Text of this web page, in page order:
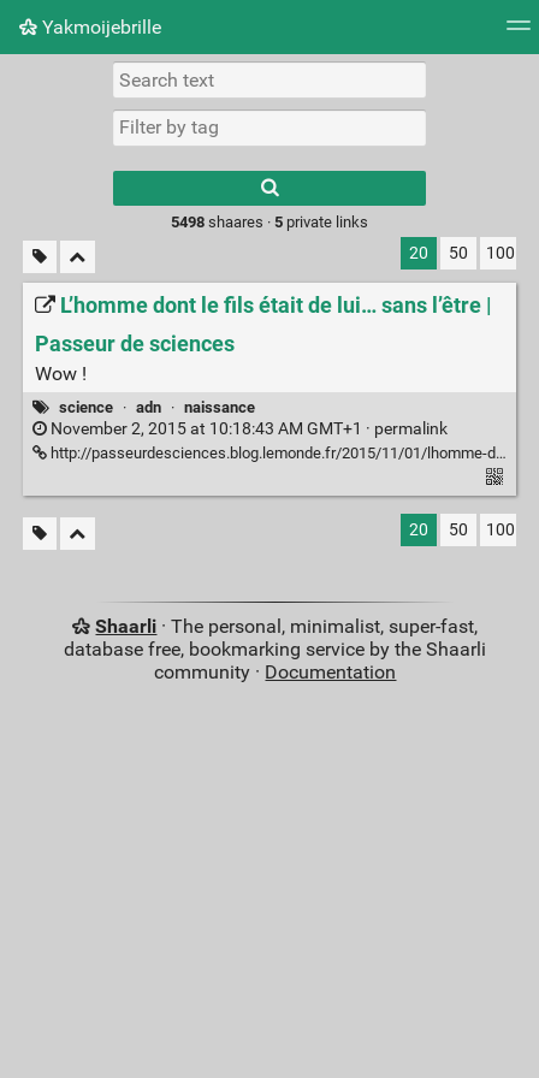
Yakmoijebrille
Picture wall
results.
5498shaares · 5private links
20 50 100
L’homme dont le fils était de lui… sans l’être |
Passeur de sciences
Wow !
science · adn · naissance
November 2, 2015 at 10:18:43 AM GMT+1 · permalink
http://passeurdesciences.blog.lemonde.fr/2015/11/01/lhomme-dont-le-fils-etait-de-lui-sans-letre/
20 50 100
Shaarli · The personal, minimalist, super-fast,
database free, bookmarking service by the Shaarli
community · Documentation